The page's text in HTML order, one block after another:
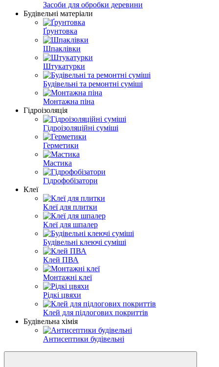
Засоби для обробки деревини
Будівельні матеріали
Ґрунтовка
Шпаклівки
Штукатурки
Будівельні та ремонтні суміші
Монтажна піна
Гідроізоляція
Гідроізоляційні суміші
Герметики
Мастика
Гідрофобізатори
Клеї
Клеї для плитки
Клеї для шпалер
Будівельні клеючі суміші
Клей ПВА
Монтажні клеї
Рідкі цвяхи
Клей для підлогових покриттів
Будівельна хімія
Антисептики будівельні